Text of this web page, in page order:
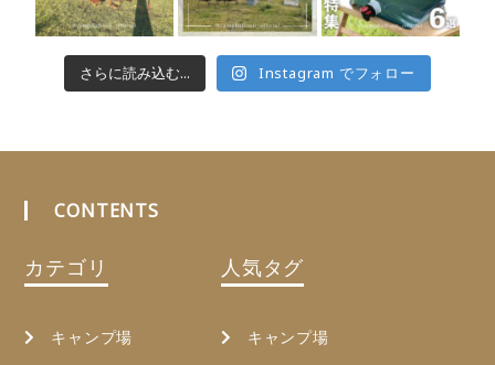
さらに読み込む... Instagram でフォロー
CONTENTS
カテゴリ
キャンプ場
人気タグ
キャンプ場